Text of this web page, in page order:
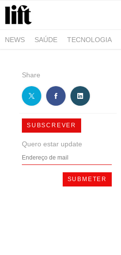
NEWS SAÚDE TECNOLOGIA
Share
SUBSCREVER
Quero estar update